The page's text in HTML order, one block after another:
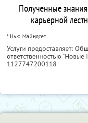
Полученные
карьерной
* Нью Майндсет
Услуги предоставляет:
ответственностью "Новые
1127747200118